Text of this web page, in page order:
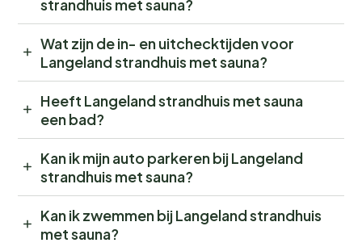
strandhuis met sauna?
Wat zijn de in- en uitchecktijden voor
Langeland strandhuis met sauna?
Heeft Langeland strandhuis met sauna
een bad?
Kan ik mijn auto parkeren bij Langeland
strandhuis met sauna?
Kan ik zwemmen bij Langeland strandhuis
met sauna?